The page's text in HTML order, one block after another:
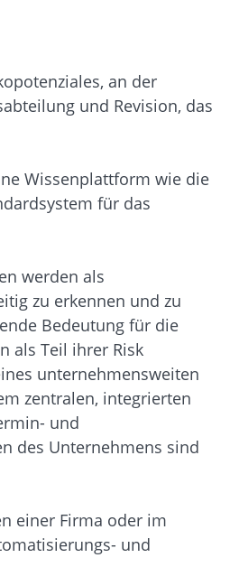
an der
und Revision, das
Wissenplattform wie die
für das
werden als
zu erkennen und zu
Bedeutung für die
als Teil ihrer Risk
unternehmensweiten
zentralen, integrierten
und
des Unternehmens sind
einer Firma oder im
und